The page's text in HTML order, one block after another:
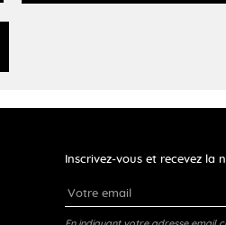
Inscrivez-vous et recevez la